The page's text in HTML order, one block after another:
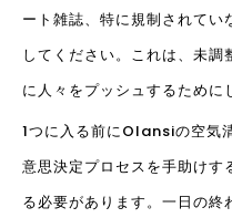
ート雑誌、特に規制されて
してください。これは、未
に人々をプッシュするために
1つに入る前にOlansiの空気
意思決定プロセスを手助けす
る必要があります。一日の終